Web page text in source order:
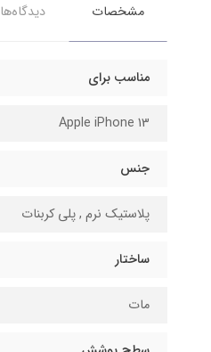
مشخصات دیدگاه‌ها
مناسب برای
Apple iPhone 13
جنس
پلاستیک نرم , پلی کربنات
ساختار
مات